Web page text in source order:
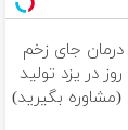
درمان جای زخم
در ۷ روز در یزد تولید
بگیرید)